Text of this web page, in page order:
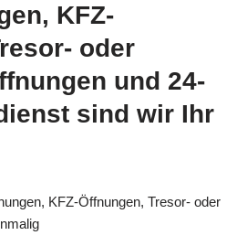
KFZ-
oder
und 24-
sind wir Ihr
KFZ-Öffnungen, Tresor- oder